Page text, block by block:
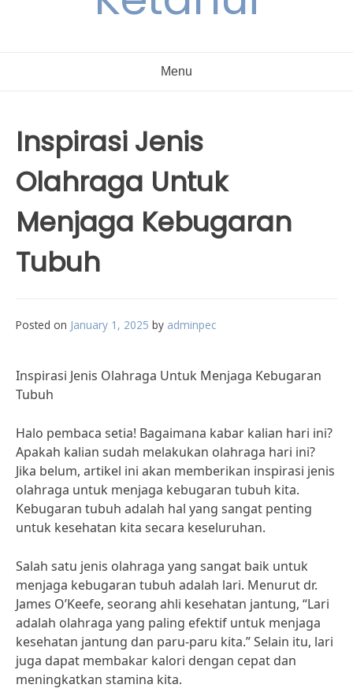
Menu
Inspirasi Jenis
Olahraga Untuk
Menjaga Kebugaran
Tubuh
Posted on January 1, 2025 by adminpec
Inspirasi Jenis Olahraga Untuk Menjaga Kebugaran
Tubuh
Halo pembaca setia! Bagaimana kabar kalian hari ini?
Apakah kalian sudah melakukan olahraga hari ini?
Jika belum, artikel ini akan memberikan inspirasi jenis
olahraga untuk menjaga kebugaran tubuh kita.
Kebugaran tubuh adalah hal yang sangat penting
untuk kesehatan kita secara keseluruhan.
Salah satu jenis olahraga yang sangat baik untuk
menjaga kebugaran tubuh adalah lari. Menurut dr.
James O’Keefe, seorang ahli kesehatan jantung, “Lari
adalah olahraga yang paling efektif untuk menjaga
kesehatan jantung dan paru-paru kita.” Selain itu, lari
juga dapat membakar kalori dengan cepat dan
meningkatkan stamina kita.